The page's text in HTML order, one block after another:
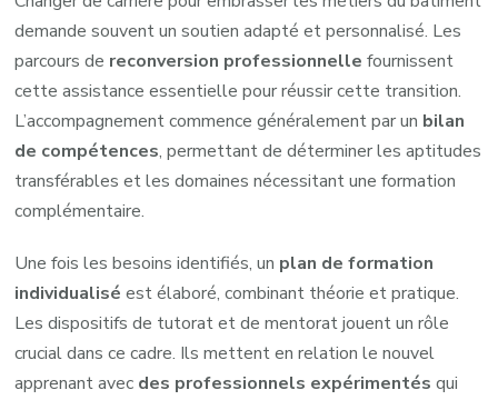
demande souvent un soutien adapté et personnalisé. Les
parcours de reconversion professionnelle fournissent
cette assistance essentielle pour réussir cette transition.
L’accompagnement commence généralement par un bilan
de compétences, permettant de déterminer les aptitudes
transférables et les domaines nécessitant une formation
complémentaire.
Une fois les besoins identifiés, un plan de formation
individualisé est élaboré, combinant théorie et pratique.
Les dispositifs de tutorat et de mentorat jouent un rôle
crucial dans ce cadre. Ils mettent en relation le nouvel
apprenant avec des professionnels expérimentés qui